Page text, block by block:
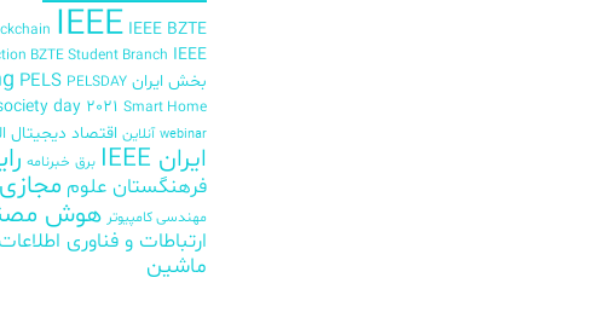
IEEE IEEE BZTE
BZTE Student Branch IEEE
بخش ایران
PELS PELSDAY
day 2021 Smart Home
webinar آنلاین اقتصاد دیجیتال
ایران IEEE
برق خبرنامه
فرهنگستان علوم مجازی
مهندسی کامپیوتر هوش
ارتباطات و فناوری اطلاعات
ماشین